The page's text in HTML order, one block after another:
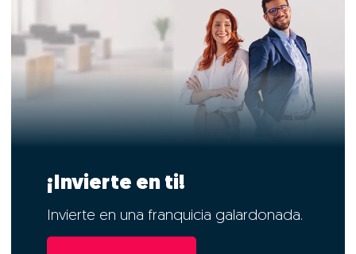
¡Invierte en ti!
Invierte en una franquicia galardonada.